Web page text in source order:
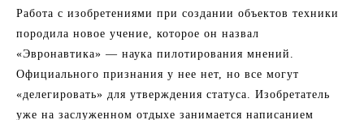
Работа с изобретениями при создании объектов техники
породила новое учение, которое он назвал
«Эвронавтика» — наука пилотирования мнений.
Официального признания у нее нет, но все могут
«делегировать» для утверждения статуса. Изобретатель
уже на заслуженном отдыхе занимается написанием